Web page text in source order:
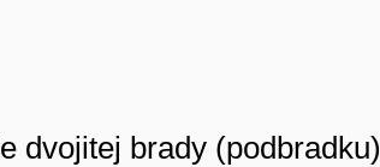
dvojitej brady (podbradku)